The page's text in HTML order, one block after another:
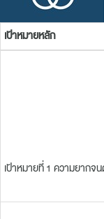
เป้าหมายหลัก
เป้าหมายที่ 1 ความยาก